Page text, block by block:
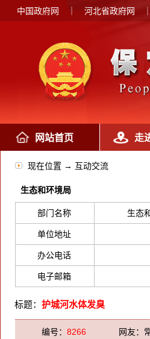
中国政府网 河北省政府网
网站首页 走
现在位置 → 互动交流
生态和环境局
部门名称 生态
单位地址
办公电话
电子邮箱
标题：护城河水体发臭
编号： 8266 网友：